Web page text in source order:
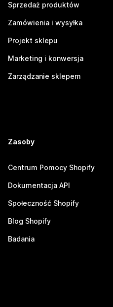
Sprzedaż produktów
Zamówienia i wysyłka
Projekt sklepu
Marketing i konwersja
Zarządzanie sklepem
Zasoby
Centrum Pomocy Shopify
Dokumentacja API
Społeczność Shopify
Blog Shopify
Badania